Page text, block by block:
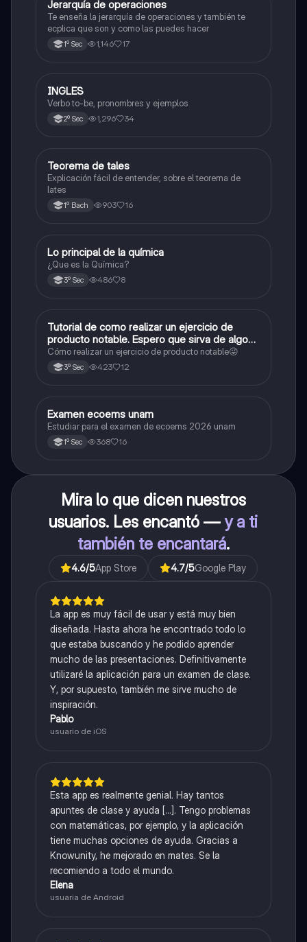
Matemáticas
Jerarquía de operaciones
Te enseña la jerarquía de operaciones y también te
ecplica que son y como las puedes hacer
1º Sec 1,146 17
Inglés
INGLES
Verbo to-be, pronombres y ejemplos
2º Sec 1,296 34
Matemáticas
Teorema de tales
Explicación fácil de entender, sobre el teorema de
lates
1º Bach 903 16
Química
Lo principal de la química
¿Que es la Química?
3º Sec 486 8
Matemáticas
Tutorial de como realizar un ejercicio de
producto notable. Espero que sirva de algo💕
😜
Cómo realizar un ejercicio de producto notable😜
3º Sec 423 12
Español
Examen ecoems unam
Estudiar para el examen de ecoems 2026 unam
1º Sec 368 16
Mira lo que dicen nuestros
usuarios. Les encantó —y a ti
también te encantará.
4.6/5App Store 4.7/5Google Play
La app es muy fácil de usar y está muy bien
diseñada. Hasta ahora he encontrado todo lo
que estaba buscando y he podido aprender
mucho de las presentaciones. Definitivamente
utilizaré la aplicación para un examen de clase.
Y, por supuesto, también me sirve mucho de
inspiración.
Pablo
usuario de iOS
Esta app es realmente genial. Hay tantos
apuntes de clase y ayuda [...]. Tengo problemas
con matemáticas, por ejemplo, y la aplicación
tiene muchas opciones de ayuda. Gracias a
Knowunity, he mejorado en mates. Se la
recomiendo a todo el mundo.
Elena
usuaria de Android